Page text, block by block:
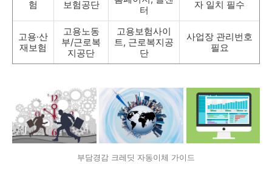
험
보험공단
터
자 일치 필수
고용·산
재보험
고용노동
부/근로복
지공단
고용보험사이
트, 근로복지공
단
사업장 관리번호
필요
부담경감 크레딧 자동이체 가이드